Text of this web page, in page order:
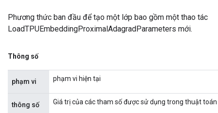
Phương thức ban đầu để tạo một lớp bao gồm một thao tác
LoadTPUEmbeddingProximalAdagradParameters mới.
Thông số
phạm vi phạm vi hiện tại
thông số Giá trị của các tham số được sử dụng trong thuật